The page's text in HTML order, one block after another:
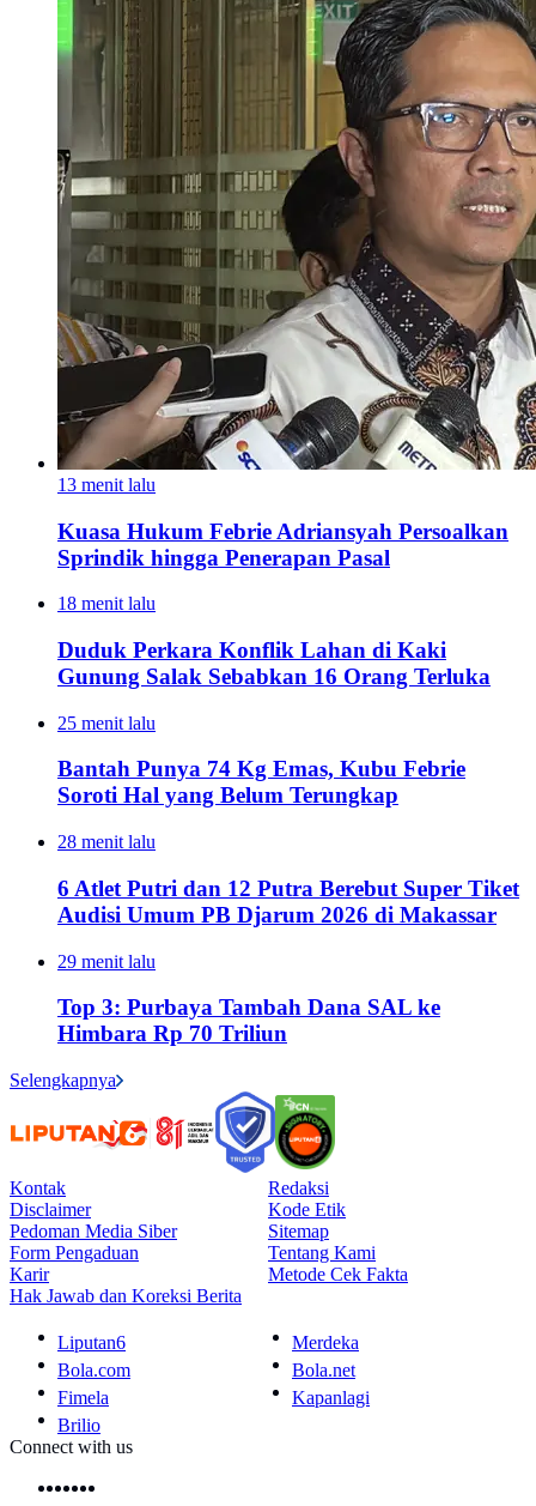
13 menit lalu
Kuasa Hukum Febrie Adriansyah Persoalkan
Sprindik hingga Penerapan Pasal
18 menit lalu
Duduk Perkara Konflik Lahan di Kaki
Gunung Salak Sebabkan 16 Orang Terluka
25 menit lalu
Bantah Punya 74 Kg Emas, Kubu Febrie
Soroti Hal yang Belum Terungkap
28 menit lalu
6 Atlet Putri dan 12 Putra Berebut Super Tiket
Audisi Umum PB Djarum 2026 di Makassar
29 menit lalu
Top 3: Purbaya Tambah Dana SAL ke
Himbara Rp 70 Triliun
Selengkapnya
Kontak
Redaksi
Disclaimer
Kode Etik
Pedoman Media Siber
Sitemap
Form Pengaduan
Tentang Kami
Karir
Metode Cek Fakta
Hak Jawab dan Koreksi Berita
Liputan6
Merdeka
Bola.com
Bola.net
Fimela
Kapanlagi
Brilio
Connect with us